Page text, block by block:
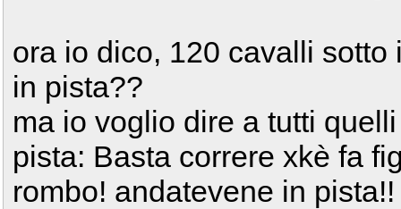
ora io dico, 120 cavalli
in pista??
ma io voglio dire a tutti
pista: Basta correre xkè fa
rombo! andatevene in pista!!